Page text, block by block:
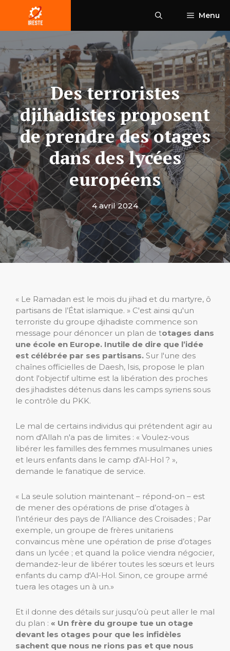
contenu
Menu
Des terroristes
djihadistes proposent
de prendre des otages
dans des lycées
européens
4 avril 2024
« Le Ramadan est le mois du jihad et du martyre, ô
partisans de l’État islamique. » C'est ainsi qu'un
terroriste du groupe djihadiste commence son
message pour dénoncer un plan de totages dans
une école en Europe. Inutile de dire que l’idée
est célébrée par ses partisans. Sur l'une des
chaînes officielles de Daesh, Isis, propose le plan
dont l'objectif ultime est la libération des proches
des jihadistes détenus dans les camps syriens sous
le contrôle du PKK.
Le mal de certains individus qui prétendent agir au
nom d'Allah n'a pas de limites : « Voulez-vous
libérer les familles des femmes musulmanes unies
et leurs enfants dans le camp d'Al-Hol ? »,
demande le fanatique de service.
« La seule solution maintenant – répond-on – est
de mener des opérations de prise d’otages à
l’intérieur des pays de l’Alliance des Croisades ; Par
exemple, un groupe de frères unitariens
convaincus mène une opération de prise d’otages
dans un lycée ; et quand la police viendra négocier,
demandez-leur de libérer toutes les sœurs et leurs
enfants du camp d'Al-Hol. Sinon, ce groupe armé
tuera les otages un à un.»
Et il donne des détails sur jusqu’où peut aller le mal
du plan : « Un frère du groupe tue un otage
devant les otages pour que les infidèles
sachent que nous ne rions pas et que nous